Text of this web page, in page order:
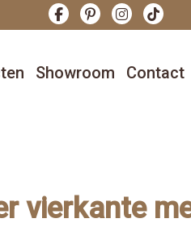
Showroom Contact
vierkante